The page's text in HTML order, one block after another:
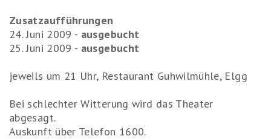
Zusatzaufführungen
24. Juni 2009 - ausgebucht
25. Juni 2009 - ausgebucht
jeweils um 21 Uhr, Restaurant Guhwilmühle, Elgg
Bei schlechter Witterung wird das Theater
abgesagt.
Auskunft über Telefon 1600.